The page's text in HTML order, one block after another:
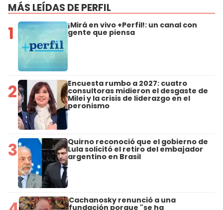
MÁS LEÍDAS DE PERFIL
1 ¡Mirá en vivo +Perfil!: un canal con
gente que piensa
2 Encuesta rumbo a 2027: cuatro
consultoras midieron el desgaste de
Milei y la crisis de liderazgo en el
peronismo
3 Quirno reconoció que el gobierno de
Lula solicitó el retiro del embajador
argentino en Brasil
Cachanosky renunció a una
fundación porque "se ha